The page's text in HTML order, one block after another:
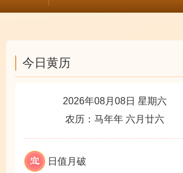
今日黄历
2026年08月08日 星期六
农历：马年年 六月廿六
日值月破